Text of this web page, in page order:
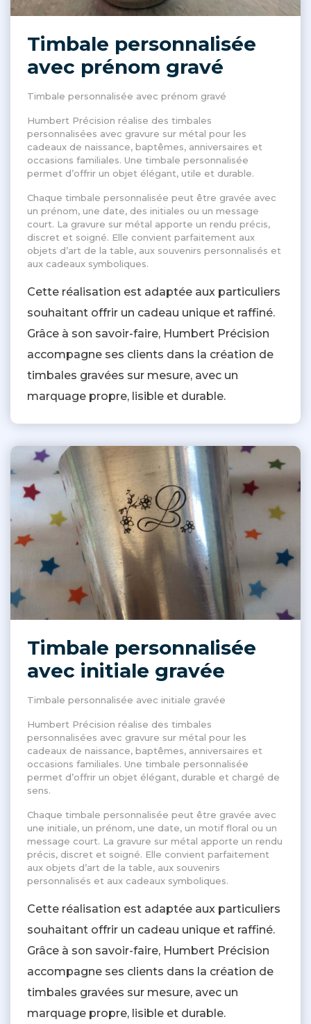
Timbale personnalisée
avec prénom gravé
Timbale personnalisée avec prénom gravé
Humbert Précision réalise des timbales
personnalisées avec gravure sur métal pour les
cadeaux de naissance, baptêmes, anniversaires et
occasions familiales. Une timbale personnalisée
permet d’offrir un objet élégant, utile et durable.
Chaque timbale personnalisée peut être gravée avec
un prénom, une date, des initiales ou un message
court. La gravure sur métal apporte un rendu précis,
discret et soigné. Elle convient parfaitement aux
objets d’art de la table, aux souvenirs personnalisés et
aux cadeaux symboliques.
Cette réalisation est adaptée aux particuliers
souhaitant offrir un cadeau unique et raffiné.
Grâce à son savoir-faire, Humbert Précision
accompagne ses clients dans la création de
timbales gravées sur mesure, avec un
marquage propre, lisible et durable.
Timbale personnalisée
avec initiale gravée
Timbale personnalisée avec initiale gravée
Humbert Précision réalise des timbales
personnalisées avec gravure sur métal pour les
cadeaux de naissance, baptêmes, anniversaires et
occasions familiales. Une timbale personnalisée
permet d’offrir un objet élégant, durable et chargé de
sens.
Chaque timbale personnalisée peut être gravée avec
une initiale, un prénom, une date, un motif floral ou un
message court. La gravure sur métal apporte un rendu
précis, discret et soigné. Elle convient parfaitement
aux objets d’art de la table, aux souvenirs
personnalisés et aux cadeaux symboliques.
Cette réalisation est adaptée aux particuliers
souhaitant offrir un cadeau unique et raffiné.
Grâce à son savoir-faire, Humbert Précision
accompagne ses clients dans la création de
timbales gravées sur mesure, avec un
marquage propre, lisible et durable.